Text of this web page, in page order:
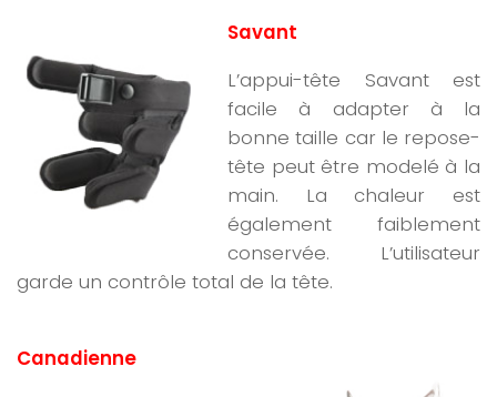
Savant
L’appui-tête Savant est
facile à adapter à la
bonne taille car le repose-
tête peut être modelé à la
main. La chaleur est
également faiblement
conservée. L’utilisateur
garde un contrôle total de la tête.
Canadienne